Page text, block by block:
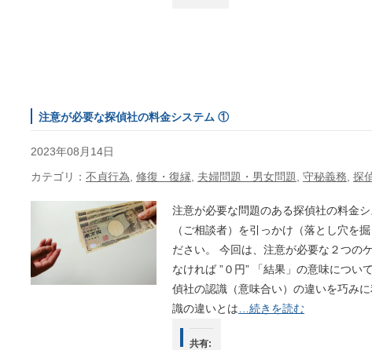
注意が必要な探偵社の料金システム ①
2023年08月14日
カテゴリ： 不貞行為 修復・復縁 夫婦問題・男女問題 守秘義務 探
注意が必要な問題のある探偵社の料金
（ご相談者）を引っかけ（落とし穴を
ださい。 今回は、注意が必要な２つの
なければ ”０円” 「結果」の意味につい
偵社の認識（意味合い）の違いを巧み
識の違いとは …続きを読む
共有: